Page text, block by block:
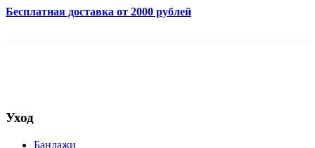
Бесплатная доставка от 2000 рублей
Уход
Бандажи